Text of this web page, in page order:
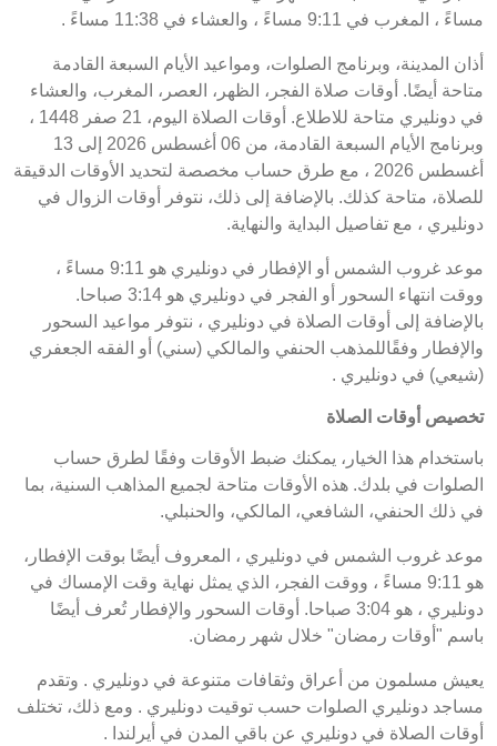
مساءً ، المغرب في 9:11 مساءً ، والعشاء في 11:38 مساءً .
أذان المدينة، وبرنامج الصلوات، ومواعيد الأيام السبعة القادمة
متاحة أيضًا. أوقات صلاة الفجر، الظهر، العصر، المغرب، والعشاء
في دونليري متاحة للاطلاع. أوقات الصلاة اليوم، 21 صفر 1448 ،
وبرنامج الأيام السبعة القادمة، من 06 أغسطس 2026 إلى 13
أغسطس 2026 ، مع طرق حساب مخصصة لتحديد الأوقات الدقيقة
للصلاة، متاحة كذلك. بالإضافة إلى ذلك، نتوفر أوقات الزوال في
دونليري ، مع تفاصيل البداية والنهاية.
موعد غروب الشمس أو الإفطار في دونليري هو 9:11 مساءً ،
ووقت انتهاء السحور أو الفجر في دونليري هو 3:14 صباحا.
بالإضافة إلى أوقات الصلاة في دونليري ، نتوفر مواعيد السحور
والإفطار وفقًاللمذهب الحنفي والمالكي (سني) أو الفقه الجعفري
(شيعي) في دونليري .
تخصيص أوقات الصلاة
باستخدام هذا الخيار، يمكنك ضبط الأوقات وفقًا لطرق حساب
الصلوات في بلدك. هذه الأوقات متاحة لجميع المذاهب السنية، بما
في ذلك الحنفي، الشافعي، المالكي، والحنبلي.
موعد غروب الشمس في دونليري ، المعروف أيضًا بوقت الإفطار،
هو 9:11 مساءً ، ووقت الفجر، الذي يمثل نهاية وقت الإمساك في
دونليري ، هو 3:04 صباحا. أوقات السحور والإفطار تُعرف أيضًا
باسم "أوقات رمضان" خلال شهر رمضان.
يعيش مسلمون من أعراق وثقافات متنوعة في دونليري . وتقدم
مساجد دونليري الصلوات حسب توقيت دونليري . ومع ذلك، تختلف
أوقات الصلاة في دونليري عن باقي المدن في أيرلندا .